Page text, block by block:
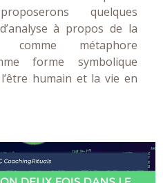
quelques
à propos de la
comme métaphore
forme symbolique
humain et la vie en